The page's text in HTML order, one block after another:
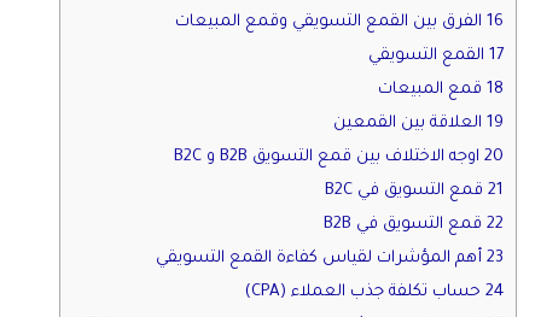
16 الفرق بين القمع التسويقي وقمع المبيعات
17 القمع التسويقي
18 قمع المبيعات
19 العلاقة بين القمعين
20 اوجه الاختلاف بين قمع التسويق B2B و B2C
21 قمع التسويق في B2C
22 قمع التسويق في B2B
23 أهم المؤشرات لقياس كفاءة القمع التسويقي
24 حساب تكلفة جذب العملاء (CPA)